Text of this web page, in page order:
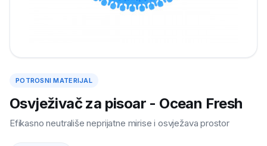
POTROSNI MATERIJAL
Osvježivač za pisoar - Ocean Fresh
Efikasno neutrališe neprijatne mirise i osvježava prostor